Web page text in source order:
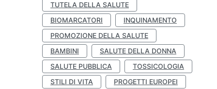
TUTELA DELLA SALUTE
BIOMARCATORI
INQUINAMENTO
PROMOZIONE DELLA SALUTE
BAMBINI
SALUTE DELLA DONNA
SALUTE PUBBLICA
TOSSICOLOGIA
STILI DI VITA
PROGETTI EUROPEI